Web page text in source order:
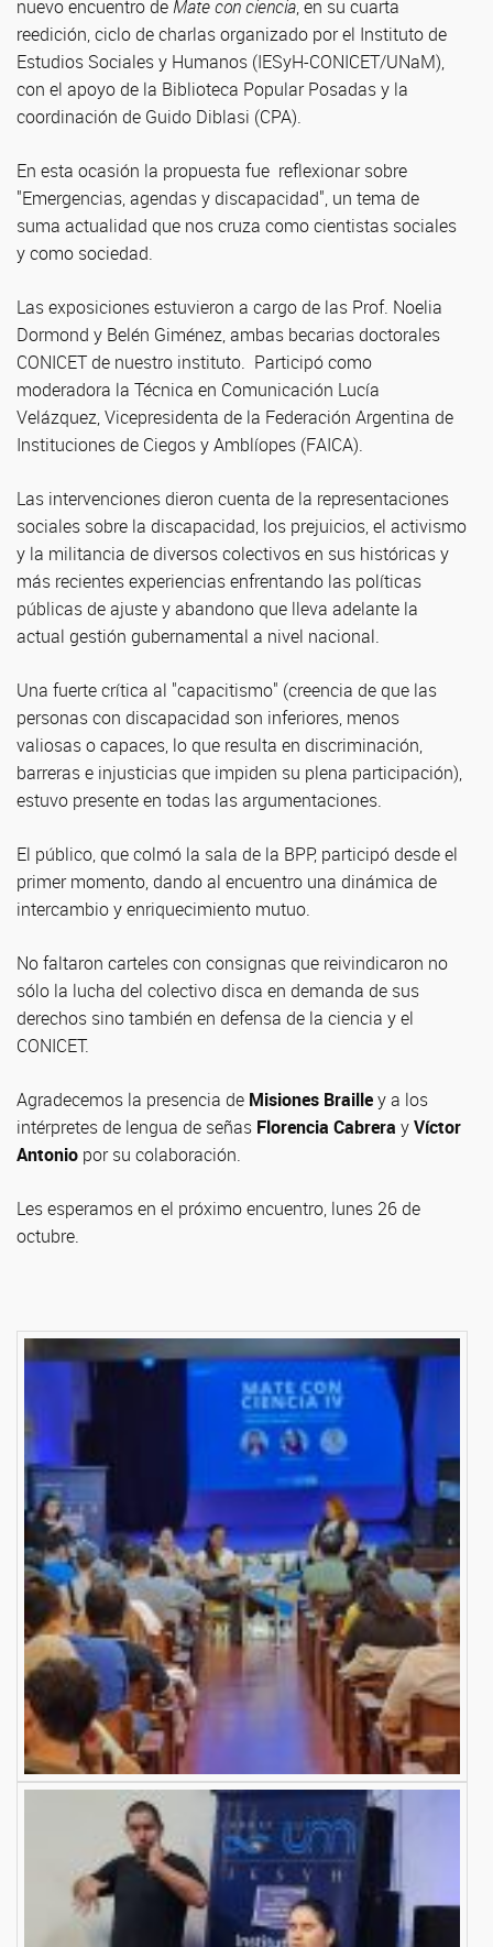
nuevo encuentro deMate con ciencia, en su cuarta
reedición, ciclo de charlas organizado por el Instituto de
Estudios Sociales y Humanos (IESyH-CONICET/UNaM),
con el apoyo de la Biblioteca Popular Posadas y la
coordinación de Guido Diblasi (CPA).
En esta ocasión la propuesta fue reflexionar sobre
"Emergencias, agendas y discapacidad", un tema de
suma actualidad que nos cruza como cientistas sociales
y como sociedad.
Las exposiciones estuvieron a cargo de las Prof. Noelia
Dormond y Belén Giménez, ambas becarias doctorales
CONICET de nuestro instituto. Participó como
moderadora la Técnica en Comunicación Lucía
Velázquez, Vicepresidenta de la Federación Argentina de
Instituciones de Ciegos y Amblíopes (FAICA).
Las intervenciones dieron cuenta de la representaciones
sociales sobre la discapacidad, los prejuicios, el activismo
y la militancia de diversos colectivos en sus históricas y
más recientes experiencias enfrentando las políticas
públicas de ajuste y abandono que lleva adelante la
actual gestión gubernamental a nivel nacional.
Una fuerte crítica al "capacitismo" (creencia de que las
personas con discapacidad son inferiores, menos
valiosas o capaces, lo que resulta en discriminación,
barreras e injusticias que impiden su plena participación),
estuvo presente en todas las argumentaciones.
El público, que colmó la sala de la BPP, participó desde el
primer momento, dando al encuentro una dinámica de
intercambio y enriquecimiento mutuo.
No faltaron carteles con consignas que reivindicaron no
sólo la lucha del colectivo disca en demanda de sus
derechos sino también en defensa de la ciencia y el
CONICET.
Agradecemos la presencia de Misiones Brailley a los
intérpretes de lengua de señas Florencia Cabrera yVíctor
Antonio por su colaboración.
Les esperamos en el próximo encuentro, lunes 26 de
octubre.